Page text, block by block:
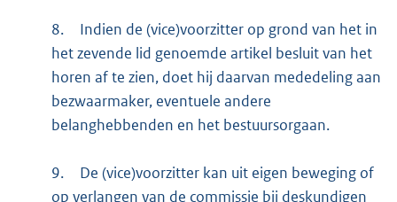
8.
Indien de (vice)voorzitter op grond van het in
het zevende lid genoemde artikel besluit van het
horen af te zien, doet hij daarvan mededeling aan
bezwaarmaker, eventuele andere
belanghebbenden en het bestuursorgaan.
9.
De (vice)voorzitter kan uit eigen beweging of
op verlangen van de commissie bij deskundigen